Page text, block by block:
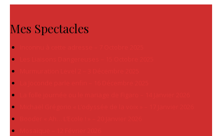
Mes Spectacles